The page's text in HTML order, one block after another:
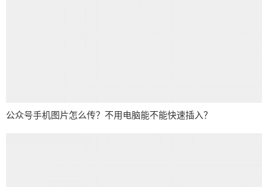
公众号手机图片怎么传？不用电脑能不能快速插入？